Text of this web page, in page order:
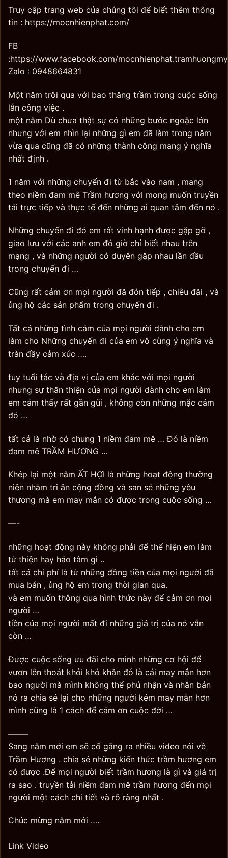
Truy cập trang web của chúng tôi để biết thêm thông
tin : https://mocnhienphat.com/
FB
:https://www.facebook.com/
Zalo : 0948664831
Một năm trôi qua với bao thăng trầm trong cuộc sống
lẫn công việc .
một năm Dù chưa thật sự có những bước ngoặc lớn
nhưng với em nhìn lại những gì em đã làm trong năm
vừa qua cũng đã có những thành công mang ý nghĩa
nhất định .
1 năm với những chuyến đi từ bắc vào nam , mang
theo niềm đam mê Trầm hương với mong muốn truyền
tải trực tiếp và thực tế đến những ai quan tâm đến nó .
Những chuyến đi đó em rất vinh hạnh được gặp gỡ ,
giao lưu với các anh em đó giờ chỉ biết nhau trên
mạng , và những người có duyên gặp nhau lần đầu
trong chuyến đi …
Cũng rất cảm ơn mọi người đã đón tiếp , chiêu đãi , và
ủng hộ các sản phẩm trong chuyến đi .
Tất cả những tình cảm của mọi người dành cho em
làm cho Những chuyến đi của em vô cùng ý nghĩa và
tràn đầy cảm xúc ….
tuy tuổi tác và địa vị của em khác với mọi người
nhưng sự thân thiện của mọi người dành cho em làm
em cảm thấy rất gần gũi , không còn những mặc cảm
đó …
tất cả là nhờ có chung 1 niềm đam mê … Đó là niềm
đam mê TRẦM HƯƠNG …
Khép lại một năm ẤT HỢI là những hoạt động thường
niên nhằm tri ân cộng đồng và san sẻ những yêu
thương mà em may mắn có được trong cuộc sống …
—-
những hoạt động này không phải để thể hiện em làm
từ thiện hay hảo tâm gì ..
tất cả chi phí là từ những đồng tiền của mọi người đã
mua bán , ủng hộ em trong thời gian qua.
và em muốn thông qua hình thức này để cảm ơn mọi
người …
tiền của mọi người mất đi những giá trị của nó vẫn
còn …
Được cuộc sống ưu đãi cho mình những cơ hội để
vươn lên thoát khỏi khó khăn đó là cái may mắn hơn
bao người mà mình không thể phủ nhận và nhân bản
nó ra chia sẻ lại cho những người kém may mắn hơn
mình cũng là 1 cách để cảm ơn cuộc đời …
——–
Sang năm mới em sẽ cố gắng ra nhiều video nói về
Trầm Hương . chia sẻ những kiến thức trầm hương em
có được .Để mọi người biết trầm hương là gì và giá trị
ra sao . truyền tải niềm đam mê trầm hương đến mọi
người một cách chi tiết và rõ ràng nhất .
Chúc mừng năm mới ….
Link Video